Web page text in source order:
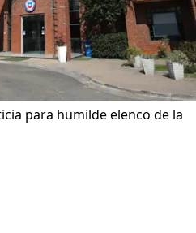
para humilde elenco de la